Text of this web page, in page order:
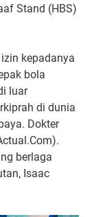
Stand (HBS)
kepadanya
bola
luar
di dunia
Dokter
berlaga
Isaac